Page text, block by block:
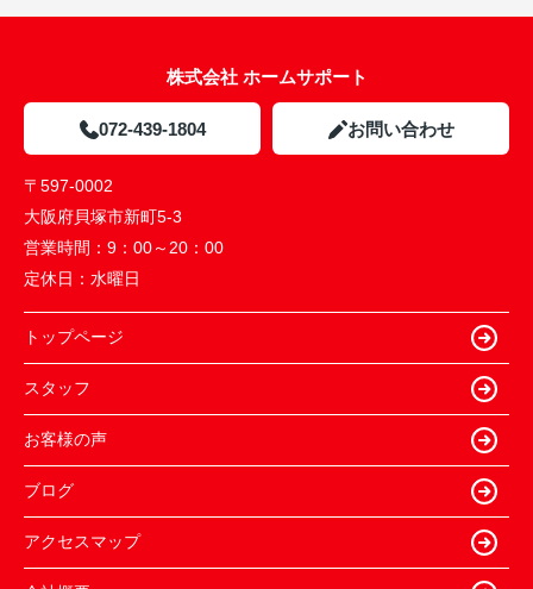
株式会社 ホームサポート
072-439-1804 お問い合わせ
〒597-0002
大阪府貝塚市新町5-3
営業時間： 9：00～20：00
定休日： 水曜日
トップページ
スタッフ
お客様の声
ブログ
アクセスマップ